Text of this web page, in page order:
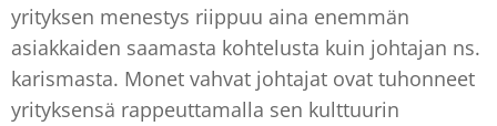
yrityksen menestys riippuu aina enemmän
asiakkaiden saamasta kohtelusta kuin johtajan ns.
karismasta. Monet vahvat johtajat ovat tuhonneet
yrityksensä rappeuttamalla sen kulttuurin